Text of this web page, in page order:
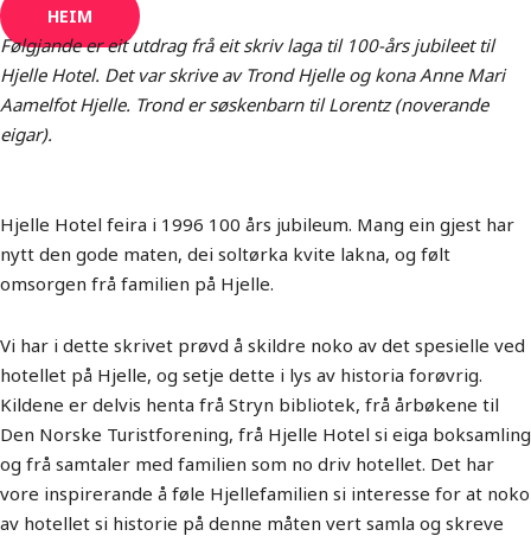
HEIM
Følgjande er eit utdrag frå eit skriv laga til 100-års jubileet til
Hjelle Hotel. Det var skrive av Trond Hjelle og kona Anne Mari
Aamelfot Hjelle. Trond er søskenbarn til Lorentz (noverande
eigar).
Hjelle Hotel feira i 1996 100 års jubileum. Mang ein gjest har
nytt den gode maten, dei soltørka kvite lakna, og følt
omsorgen frå familien på Hjelle.
Vi har i dette skrivet prøvd å skildre noko av det spesielle ved
hotellet på Hjelle, og setje dette i lys av historia forøvrig.
Kildene er delvis henta frå Stryn bibliotek, frå årbøkene til
Den Norske Turistforening, frå Hjelle Hotel si eiga boksamling
og frå samtaler med familien som no driv hotellet. Det har
vore inspirerande å føle Hjellefamilien si interesse for at noko
av hotellet si historie på denne måten vert samla og skreve